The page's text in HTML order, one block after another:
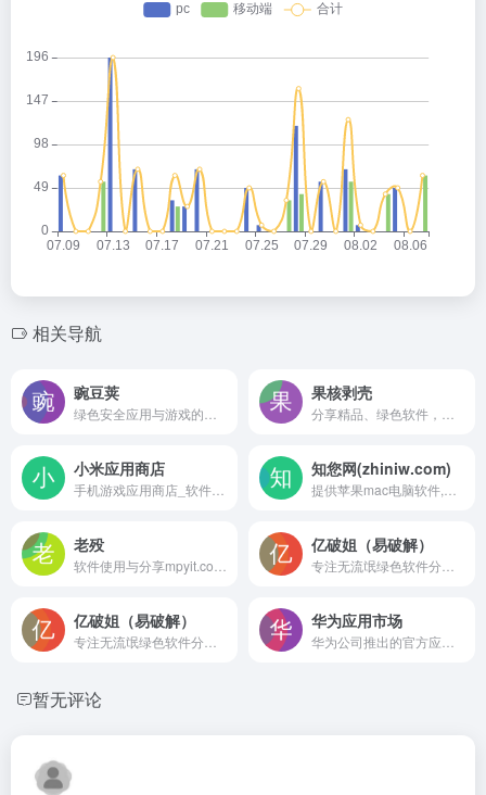
相关导航
豌豆荚 果核剥壳
小米应用商店 知您网(zhiniw.com)
老殁 亿破姐（易破解）
亿破姐（易破解） 华为应用市场
暂无评论